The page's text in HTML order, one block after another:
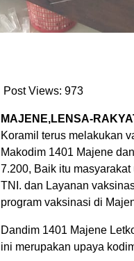
Post Views: 973
MAJENE,LENSA-
Koramil terus melakukan
Makodim 1401 Majene
7.200, Baik itu
TNI. dan Layanan
program vaksinasi di
Dandim 1401 Majene
ini merupakan upaya